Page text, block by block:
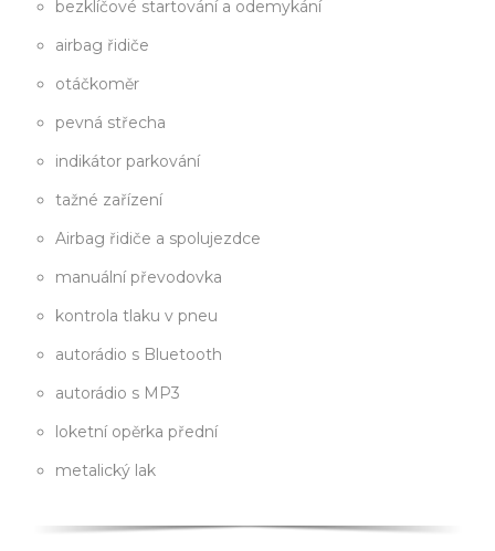
bezklíčové startování a odemykání
airbag řidiče
otáčkoměr
pevná střecha
indikátor parkování
tažné zařízení
Airbag řidiče a spolujezdce
manuální převodovka
kontrola tlaku v pneu
autorádio s Bluetooth
autorádio s MP3
loketní opěrka přední
metalický lak